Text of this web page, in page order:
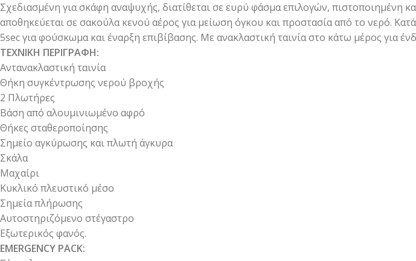
Σχεδιασμένη για σκάφη αναψυχής, διατίθεται σε ευρύ φάσμα επιλογών, πιστοποιημένη
αποθηκεύεται σε σακούλα κενού αέρος για μείωση όγκου και προστασία από το νερό.
5sec για φούσκωμα και έναρξη επιβίβασης. Με ανακλαστική ταινία στο κάτω μέρος για
ΤΕΧΝΙΚΗ ΠΕΡΙΓΡΑΦΗ:
Αντανακλαστική ταινία
Θήκη συγκέντρωσης νερού βροχής
2 Πλωτήρες
Βάση από αλουμινιωμένο αφρό
Θήκες σταθεροποίησης
Σημείο αγκύρωσης και πλωτή άγκυρα
Σκάλα
Μαχαίρι
Κυκλικό πλευστικό μέσο
Σημεία πλήρωσης
Αυτοστηριζόμενο στέγαστρο
Εξωτερικός φανός.
EMERGENCY PACK: